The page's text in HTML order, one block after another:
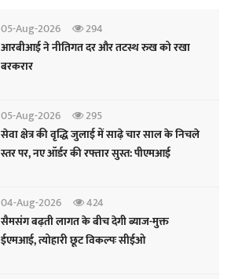
05-Aug-2026
294
आरबीआई ने नीतिगत दर और तटस्थ रुख को रखा
बरकरार
05-Aug-2026
295
सेवा क्षेत्र की वृद्धि जुलाई में साढ़े चार साल के निचले
स्तर पर, नए ऑर्डर की रफ्तार सुस्त: पीएमआई
04-Aug-2026
424
सैमसंग बढ़ती लागत के बीच देगी ब्याज-मुक्त
ईएमआई, त्योहारी छूट विकल्पः सीईओ